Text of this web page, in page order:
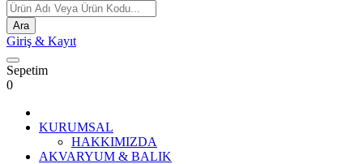
Ara
Giriş & Kayıt
Sepetim
0
KURUMSAL
HAKKIMIZDA
AKVARYUM & BALIK